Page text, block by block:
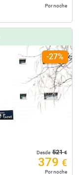
Por noche
-27%
Desde 521€
379 €
Por noche